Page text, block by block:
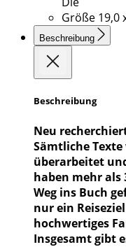
Größe 19,0
Beschreibung
Beschreibung
Neu
Sämtliche
überarbeitet
haben mehr als
Weg ins Buch
nur ein
hochwertiges
Insgesamt gibt